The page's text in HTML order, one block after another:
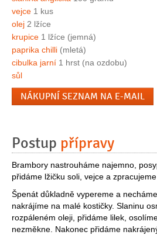
vejce 1 kus
olej 2 lžíce
krupice 1 lžíce (jemná)
paprika chilli (mletá)
cibulka jarní 1 hrst (na ozdobu)
sůl
NÁKUPNÍ SEZNAM NA E-MAIL
Postup přípravy
Brambory nastrouháme najemno,
přidáme lžičku soli, vejce a
Špenát důkladně vypereme a
nakrájíme na malé kostičky. Slaninu
rozpáleném oleji, přidáme lilek,
nezměkne. Nakonec přidáme